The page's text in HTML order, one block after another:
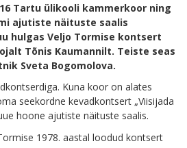
Tartu ülikooli kammerkoor ning
ajutiste näituste saalis
hulgas Veljo Tormise kontsert
Tõnis Kaumannilt. Teiste seas
Sveta Bogomolova.
Kuna koor on alates
seekordne kevadkontsert „Viisijada
hoone ajutiste näituste saalis.
1978. aastal loodud kontsert